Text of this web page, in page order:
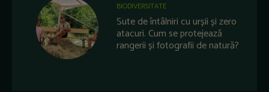
BIODIVERSITATE
Sute de întâlniri cu urșii și zero
atacuri. Cum se protejează
rangerii și fotografii de natură?